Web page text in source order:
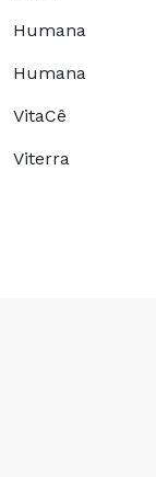
Humana
Humana
VitaCê
Viterra